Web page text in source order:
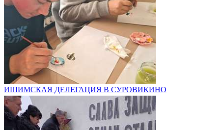
ИШИМСКАЯ ДЕЛЕГАЦИЯ В СУРОВИКИНО